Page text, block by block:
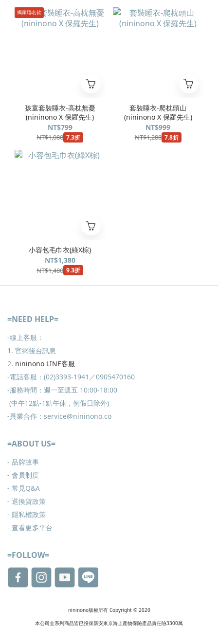
獨家聯名款
孩童套裝睡衣-高枕無憂
(nininono X 保羅先生)
NT$799
NT$1,088 7.3折
套裝睡衣-爬枕頭山
(nininono X 保羅先生)
NT$999
NT$1,288 7.8折
小容包毛巾衣(綠X棕)
NT$1,380
NT$1,480 9.3折
=NEED HELP=
-線上客服：
1. 官網後台訊息
2. nininono LINE客服
-電話客服：(02)3393-1941／0905470160
-服務時間：週一至週五 10:00-18:00
(中午12點-1點午休，例假日除外)
-異業合作：service@nininono.co
=ABOUT US=
- 品牌故事
- 會員制度
- 常見Q&A
- 退換貨政策
- 隱私權政策
- 查看更多平台
=FOLLOW=
nininono版權所有 Copyright © 2020
本公司全系列商品皆已投保新安東京海上產物保險產品責任險3300萬